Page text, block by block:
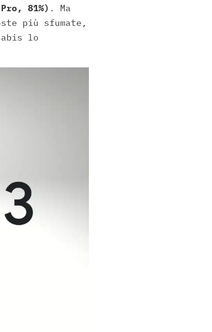
81%) . Ma
più sfumate,
lo